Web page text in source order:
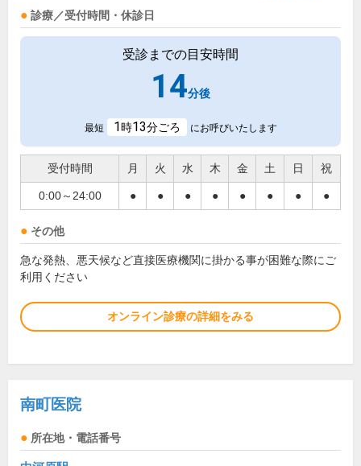
診療／受付時間・休診日
受診までの目安時間
14分後
最短 1時13分ごろ にお呼びいたします
受付時間 月 火 水 木 金 土 日 祝
0:00～24:00 ● ● ● ● ● ● ● ●
その他
急な発熱、悪天候など直接医療機関に掛かる事が困難な際にご
利用ください
オンライン診療の詳細をみる
南町医院
所在地・電話番号